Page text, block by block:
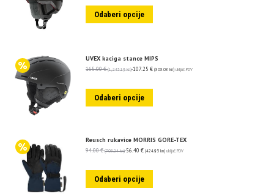
Odaberi opcije
UVEX kaciga stance MIPS
165.00€ (1,243.19 kn) 107.25 € (808.08 kn) uključ. PDV
Odaberi opcije
Reusch rukavice MORRIS GORE-TEX
94.00€ (708.24 kn) 56.40 € (424.95 kn) uključ. PDV
Odaberi opcije